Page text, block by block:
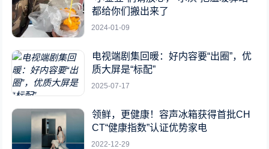
都给你们搬出来了
2024-01-09
电视端剧集回暖：好内容要“出圈”，优
质大屏是“标配”
2025-07-17
领鲜，更健康！容声冰箱获得首批CH
CT“健康指数”认证优势家电
2022-12-29